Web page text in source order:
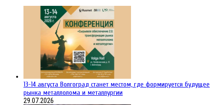
13-14 августа Волгоград станет местом, где формируется будущее
рынка металлолома и металлургии
29.07.2026